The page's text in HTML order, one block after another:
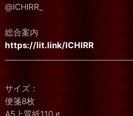
@ICHIRR_
総合案内
https://lit.link/ICHIRR
サイズ：
便箋8枚
A5上質紙110ｇ